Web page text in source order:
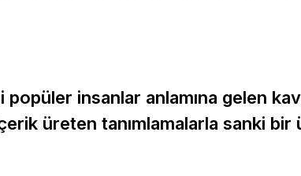
insanlar anlamına gelen
üreten tanımlamalarla sanki bir